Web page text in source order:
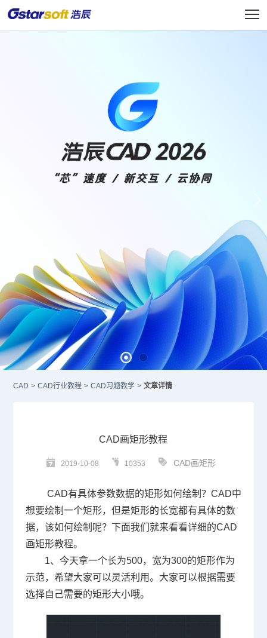
CAD > CAD行业教程 > CAD习题教学 > 文章详情
CAD画矩形教程
2019-10-08 10353 CAD画矩形
CAD有具体参数数据的矩形如何绘制？ CAD中
想要绘制一个矩形，但是矩形的长宽都有具体的数
据，该如何绘制呢？下面我们就来看看详细的CAD
画矩形教程。
1、今天拿一个长为500，宽为300的矩形作为
示范，希望大家可以灵活利用。大家可以根据需要
选择自己需要的矩形大小哦。